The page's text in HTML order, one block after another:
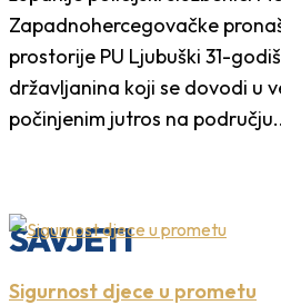
Zapadnohercegovačke
prostorije PU Ljubuški 31-
državljanina koji se dovodi u
počinjenim jutros na
SAVJETI
Sigurnost djece u prometu